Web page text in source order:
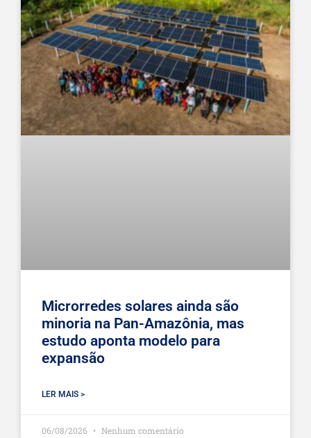
Microrredes solares ainda são
minoria na Pan-Amazônia, mas
estudo aponta modelo para
expansão
LER MAIS >
06/08/2026 Nenhum comentário